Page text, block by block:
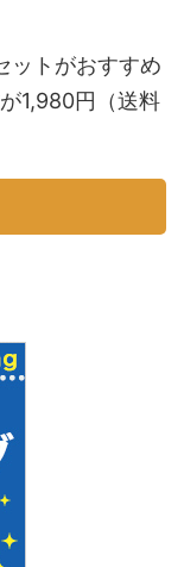
ットがおすすめ
1,980円（送料